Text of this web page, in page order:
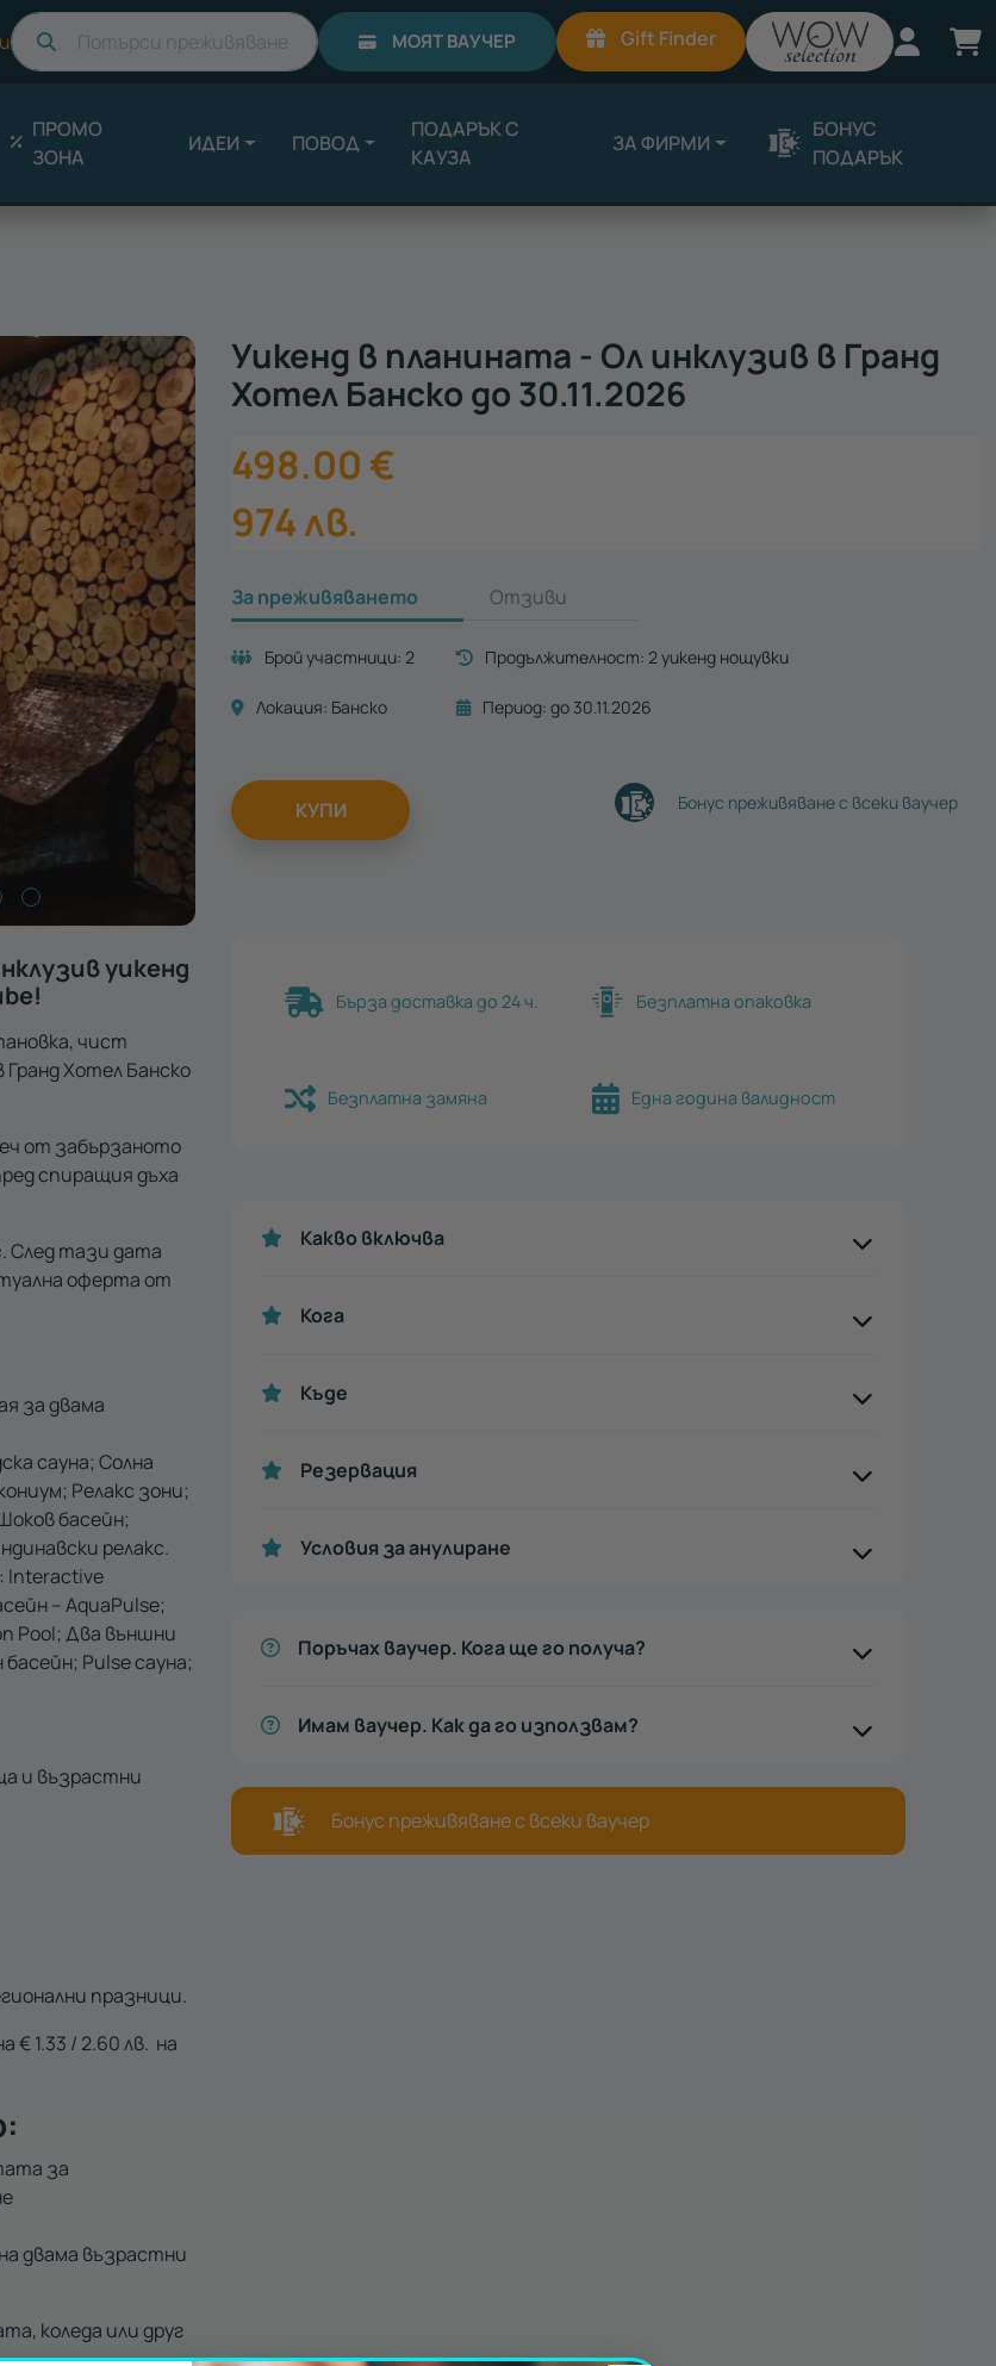
Търси МОЯТ ВАУЧЕР Gift Finder Вход
ПРОМО
ЗОНА
ИДЕИ ПОВОД
ПОДАРЪК С
КАУЗА
ЗА ФИРМИ
БОНУС
ПОДАРЪК
уикенд
чист
Хотел Банско
от забързаното
спиращия дъха
. След тази дата
оферта от
за двама
сауна; Солна
Релакс зони;
басейн;
релакс.
: Interactive
– AquaPulse;
Pool; Два външни
Pulse сауна;
и възрастни
празници.
€ 1.33 / 2.60 лв. на
за
двама възрастни
коледа или друг
Уикенд в планината - Ол инклузив в Гранд
Хотел Банско до 30.11.2026
498.00 €
974лв.
За преживяването Отзиви
Брой участници: 2 Продължителност: 2 уикенд нощувки
Локация: Банско Период: до 30.11.2026
КУПИ Бонус преживяване с всеки ваучер
Бърза доставка до 24 ч. Безплатна опаковка
Безплатна замяна Една година валидност
Какво включва
Кога
Къде
Резервация
Условия за анулиране
Поръчах ваучер. Кога ще го получа?
Имам ваучер. Как да го използвам?
Бонус преживяване с всеки ваучер